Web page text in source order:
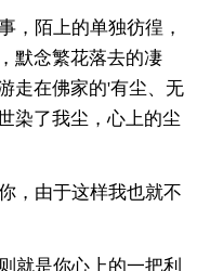
，陌上的单独彷徨，
默念繁花落去的凄
走在佛家的'有尘、无
染了我尘，心上的尘
，由于这样我也就不
就是你心上的一把利